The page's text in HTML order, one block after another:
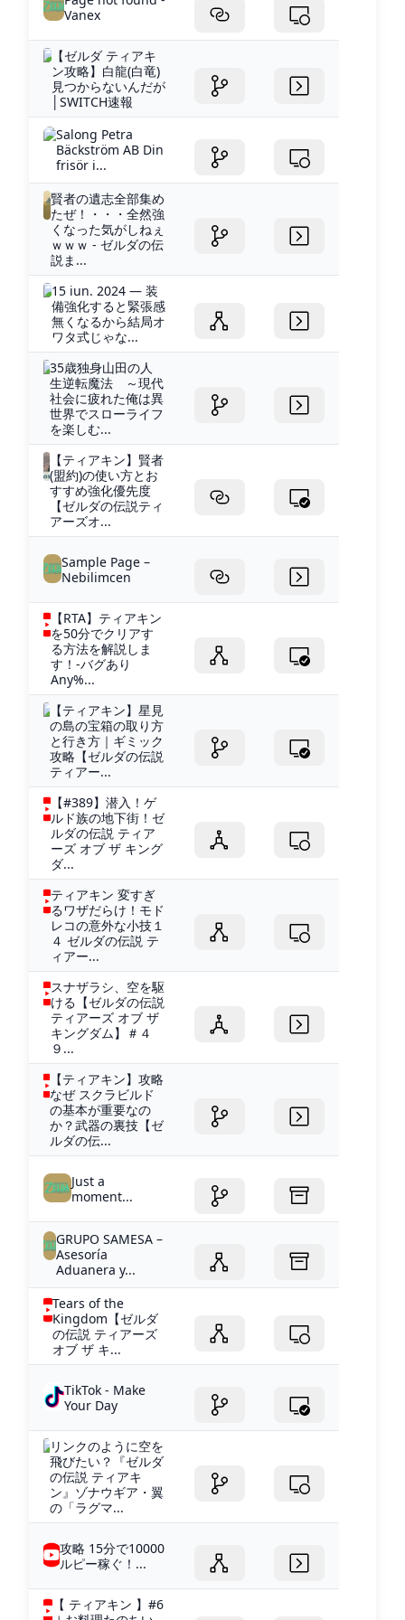
Vanex
【ゼルダ ティアキ
ン攻略】白龍(白竜)
見つからないんだが
│SWITCH速報
Salong Petra
Bäckström AB Din
frisör i...
賢者の遺志全部集め
たぜ！・・・全然強
くなった気がしねぇ
ｗｗｗ - ゼルダの伝
説ま...
15 iun. 2024 — 装
備強化すると緊張感
無くなるから結局オ
ワタ式じゃな...
35歳独身山田の人
生逆転魔法 ～現代
社会に疲れた俺は異
世界でスローライフ
を楽しむ...
【ティアキン】賢者
(盟約)の使い方とお
すすめ強化優先度
【ゼルダの伝説ティ
アーズオ...
Sample Page –
Nebilimcen
【RTA】ティアキン
を50分でクリアす
る方法を解説しま
す！-バグあり
Any%...
【ティアキン】星見
の島の宝箱の取り方
と行き方｜ギミック
攻略【ゼルダの伝説
ティアー...
【#389】潜入！ゲ
ルド族の地下街！ゼ
ルダの伝説 ティア
ーズ オブ ザ キング
ダ...
ティアキン 変すぎ
るワザだらけ！モド
レコの意外な小技１
４ ゼルダの伝説 テ
ィアー...
スナザラシ、空を駆
ける【ゼルダの伝説
ティアーズ オブ ザ
キングダム】＃４
９...
【ティアキン】攻略
なぜ スクラビルド
の基本が重要なの
か？武器の裏技【ゼ
ルダの伝...
Just a
moment...
GRUPO SAMESA –
Asesoría
Aduanera y...
Tears of the
Kingdom【ゼルダ
の伝説 ティアーズ
オブ ザ キ...
TikTok - Make
Your Day
リンクのように空を
飛びたい？『ゼルダ
の伝説 ティアキ
ン』ゾナウギア・翼
の「ラグマ...
攻略 15分で10000
ルピー稼ぐ！...
【 ティアキン 】#6